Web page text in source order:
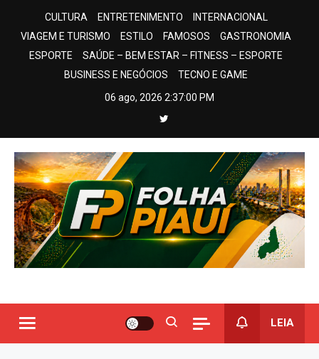
CULTURA ENTRETENIMENTO
INTERNACIONAL
VIAGEM E TURISMO
ESTILO FAMOSOS
GASTRONOMIA
ESPORTE
SAÚDE – BEM ESTAR – FITNESS – ESPORTE
BUSINESS E NEGÓCIOS
TECNO E GAME
06 ago, 2026 2:37:00 PM
LEIA